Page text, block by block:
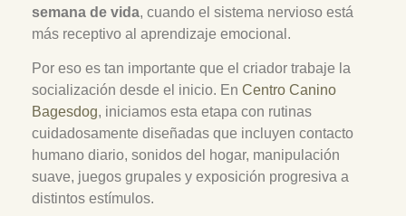
semana de vida, cuando el sistema nervioso está
más receptivo al aprendizaje emocional.
Por eso es tan importante que el criador trabaje la
socialización desde el inicio. En Centro Canino
Bagesdog, iniciamos esta etapa con rutinas
cuidadosamente diseñadas que incluyen contacto
humano diario, sonidos del hogar, manipulación
suave, juegos grupales y exposición progresiva a
distintos estímulos.